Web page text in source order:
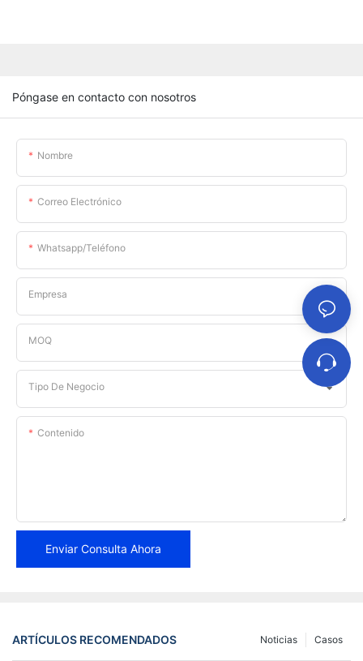
Póngase en contacto con nosotros
Nombre
Correo Electrónico
Whatsapp/teléfono
Empresa
MOQ
Tipo De Negocio
Contenido
Enviar Consulta Ahora
ARTÍCULOS RECOMENDADOS Casos
Noticias